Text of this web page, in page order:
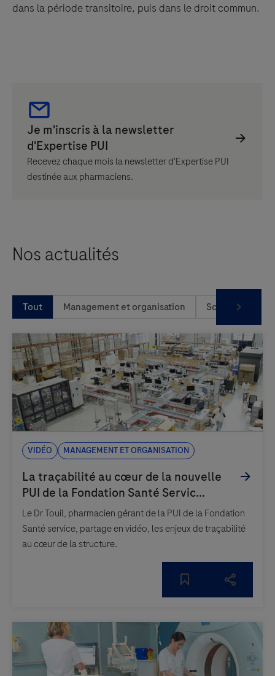
dans la période transitoire, puis dans le droit commun.
Recevez chaque mois la newsletter d'Expertise PUI
destinée aux pharmaciens.
Nos actualités